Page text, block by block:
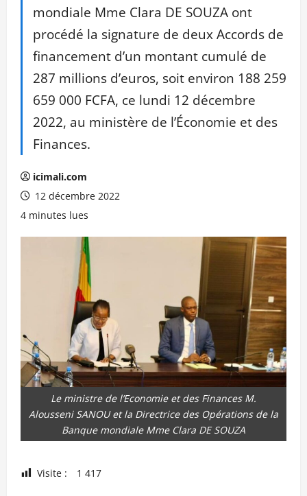
mondiale Mme Clara DE SOUZA ont
procédé la signature de deux Accords de
financement d’un montant cumulé de
287 millions d’euros, soit environ 188 259
659 000 FCFA, ce lundi 12 décembre
2022, au ministère de l’Économie et des
Finances.
icimali.com
12 décembre 2022
4 minutes lues
Le ministre de l’Economie et des Finances M.
Alousseni SANOU et la Directrice des Opérations de la
Banque mondiale Mme Clara DE SOUZA
Visite : 1 417